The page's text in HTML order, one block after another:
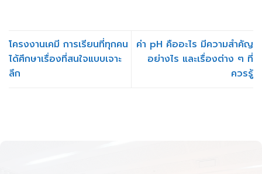
โครงงานเคมี การเรียนที่ทุกคน
ได้ศึกษาเรื่องที่สนใจแบบเจาะ
ลึก
ค่า pH คืออะไร มีความสำคัญ
อย่างไร และเรื่องต่าง ๆ ที่
ควรรู้